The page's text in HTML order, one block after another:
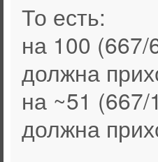
То есть:
на 100 (667/
должна
на ~51 (667/
должна